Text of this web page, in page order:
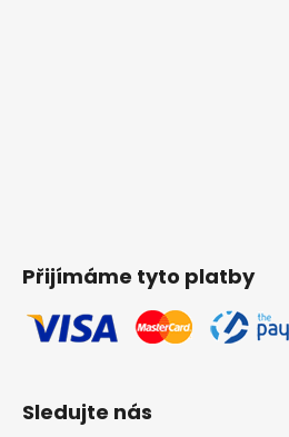
Přijímáme tyto platby
Sledujte nás